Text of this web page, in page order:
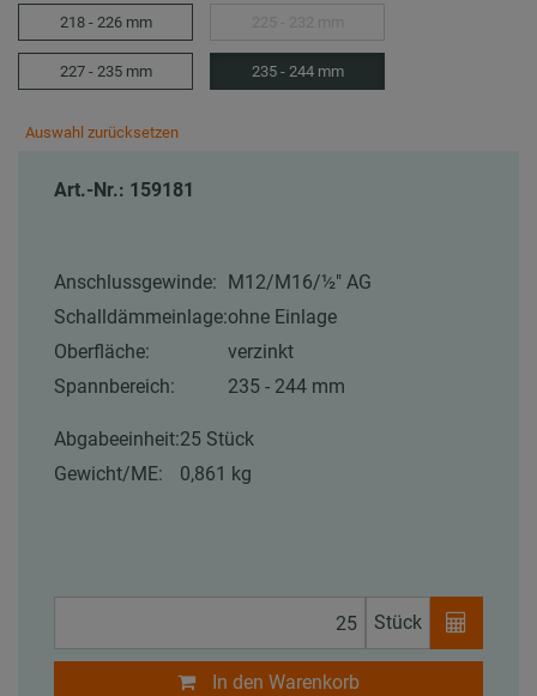
218 - 226 mm
227 - 235 mm 235 - 244 mm
Auswahl zurücksetzen
Art.-Nr.: 159181
Anschlussgewinde:
M12/M16/½″ AG
Schalldämmeinlage:ohne Einlage
Oberfläche:
verzinkt
Spannbereich:
235 - 244 mm
Abgabeeinheit:25 Stück
Gewicht/ME:
0,861 kg
Stück
In den Warenkorb